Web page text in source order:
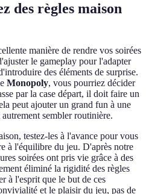
des règles maison
manière de rendre vos soirées
le gameplay pour l'adapter
des éléments de surprise.
Monopoly, vous pourriez décider
par la case départ, il doit faire un
peut ajouter un grand fun à une
sembler routinière.
testez-les à l'avance pour vous
à l'équilibre du jeu. D'après notre
soirées ont pris vie grâce à des
éliminé la rigidité des règles
à l'esprit que le but de ces
et le plaisir du jeu, pas de